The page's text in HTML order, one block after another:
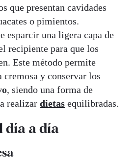
que presentan cavidades
o pimientos.
esparcir una ligera capa de
recipiente para que los
Este método permite
cremosa y conservar los
, siendo una forma de
realizar dietas equilibradas.
día a día